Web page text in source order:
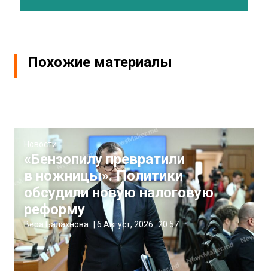
Похожие материалы
Новости
«Бензопилу превратили
в ножницы». Политики
обсудили новую налоговую
реформу
Вера Балахнова 6 Август, 2026 20:57